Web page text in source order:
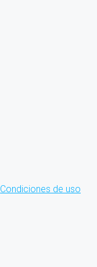
Condiciones de uso